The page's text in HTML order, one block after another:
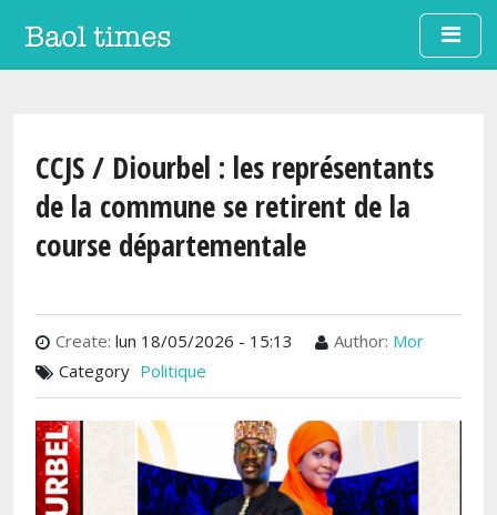
Aller au contenu principal
CCJS / Diourbel : les représentants
de la commune se retirent de la
course départementale
Create: lun 18/05/2026 - 15:13 Author: Mor
Category Politique